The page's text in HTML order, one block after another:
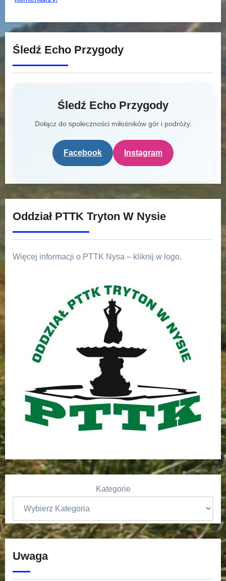
Śledź Echo Przygody
Śledź Echo Przygody
Dołącz do społeczności miłośników gór i podróży.
Facebook Instagram
Oddział PTTK Tryton W Nysie
Więcej informacji o PTTK Nysa – kliknij w logo.
Kategorie
Uwaga